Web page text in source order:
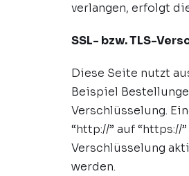
verlangen, erfolgt
SSL- bzw. TLS-
Diese Seite nutzt
Beispiel
Verschlüsselung.
“http://” auf “https://
Verschlüsselung
werden.